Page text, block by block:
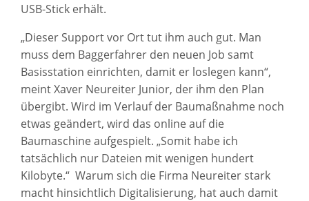
USB-Stick erhält.
„Dieser Support vor Ort tut ihm auch gut. Man
muss dem Baggerfahrer den neuen Job samt
Basisstation einrichten, damit er loslegen kann“,
meint Xaver Neureiter Junior, der ihm den Plan
übergibt. Wird im Verlauf der Baumaßnahme noch
etwas geändert, wird das online auf die
Baumaschine aufgespielt. „Somit habe ich
tatsächlich nur Dateien mit wenigen hundert
Kilobyte.“ Warum sich die Firma Neureiter stark
macht hinsichtlich Digitalisierung, hat auch damit